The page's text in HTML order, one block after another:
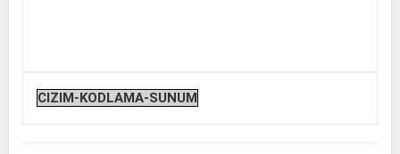
CIZIM-KODLAMA-SUNUM